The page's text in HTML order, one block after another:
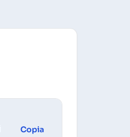
Copia